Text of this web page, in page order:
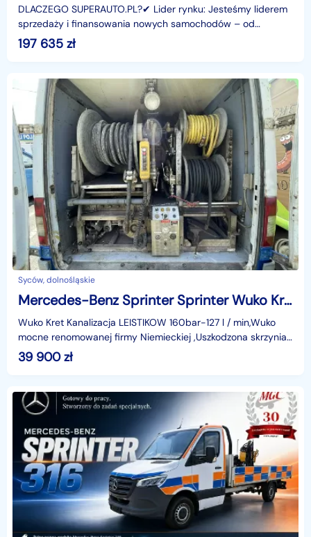
DLACZEGO SUPERAUTO.PL?✔ Lider rynku: Jesteśmy liderem
sprzedaży i finansowania nowych samochodów – od
osobowych, przez dostawcze, po segment premium.✔
Zaufanie
197 635 zł
Syców, dolnośląskie
Mercedes-Benz Sprinter Sprinter Wuko Kret Kanalizacja LEISTIKOW 160bar 2006
Wuko Kret Kanalizacja LEISTIKOW 160bar-127 l / min,Wuko
mocne renomowanej firmy Niemieckiej ,Uszkodzona skrzynia
biegów,W informacji 509683101identyfikator: AKL
39 900zł